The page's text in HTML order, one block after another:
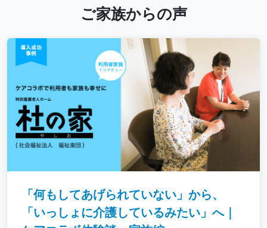
ご家族からの声
「何もしてあげられていない」から、
「いっしょに介護しているみたい」へ｜